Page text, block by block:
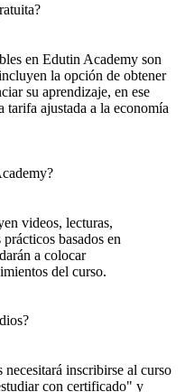
en Edutin Academy son
la opción de obtener
su aprendizaje, en ese
tarifa ajustada a la economía
videos, lecturas,
basados en
a colocar
del curso.
inscribirse al curso
con certificado" y